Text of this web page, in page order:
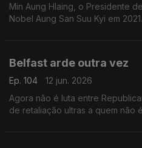
Min Aung Hlaing, o Presidente
Nobel Aung San Suu Kyi em
Belfast arde outra vez
Ep. 104
12 jun. 2026
Agora não é luta entre
de retaliação ultras a quem não